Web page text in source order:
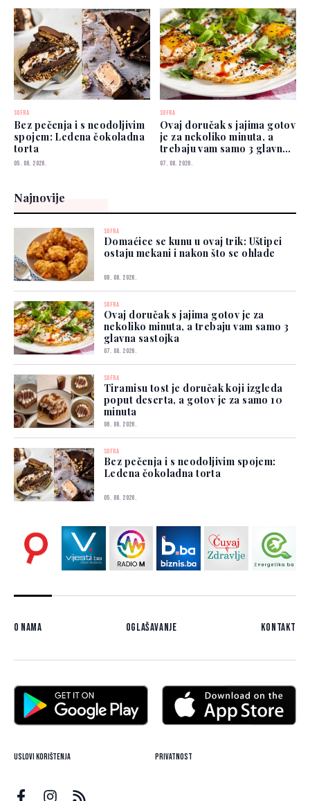
SOFRA
Bez pečenja i s neodoljivim
spojem: Ledena čokoladna
torta
05. 08. 2026.
SOFRA
Ovaj doručak s jajima gotov
je za nekoliko minuta, a
trebaju vam samo 3 glavna
sastojka
07. 08. 2026.
Najnovije
SOFRA
Domaćice se kunu u ovaj trik: Uštipci
ostaju mekani i nakon što se ohlade
08. 08. 2026.
SOFRA
Ovaj doručak s jajima gotov je za
nekoliko minuta, a trebaju vam samo 3
glavna sastojka
07. 08. 2026.
SOFRA
Tiramisu tost je doručak koji izgleda
poput deserta, a gotov je za samo 10
minuta
06. 08. 2026.
SOFRA
Bez pečenja i s neodoljivim spojem:
Ledena čokoladna torta
05. 08. 2026.
O nama Oglašavanje Kontakt
Uslovi korištenja Privatnost